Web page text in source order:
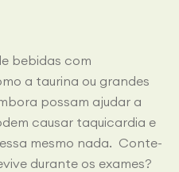
bebidas com
a taurina ou grandes
possam ajudar a
causar taquicardia e
mesmo nada. Conte-
durante os exames?